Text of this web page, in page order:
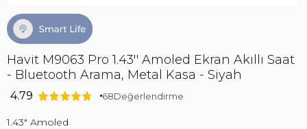
Havit M9063 Pro 1.43'' Amoled Ekran Akıllı Saat
- Bluetooth Arama, Metal Kasa - Siyah
4.79 68Değerlendirme
1.43" Amoled